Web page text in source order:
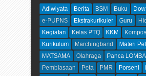
Adiwiyata Berita BSM Buku
e-PUPNS
Ekstrakurikuler Guru
Kegiatan
Kelas PTQ KKM
Kurikulum
Marchingband
Materi
MATSAMA
Olahraga Panca LOMBA
Pembiasaan
Peta PMR Porseni